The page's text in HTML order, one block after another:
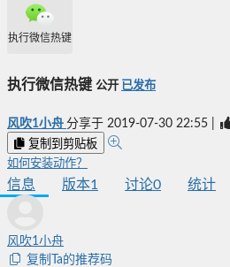
执行微信热键
执行微信热键 公开 已发布
风吹1小舟 分享于 2019-07-30 22:55
复制到剪贴板
如何安装动作？
信息 版本1 讨论0 统计
风吹1小舟
复制Ta的推荐码